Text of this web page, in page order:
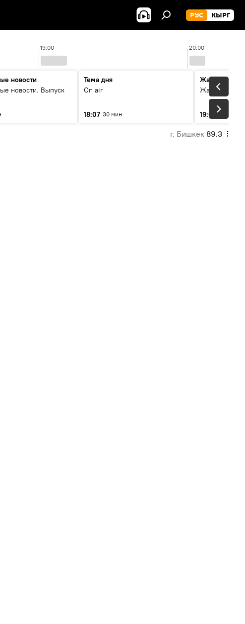
РУС КЫРГ
19:00 20:00
новости
новости. Выпуск
Тема дня
On air
18:07 30 мин
Жаңылыктар
19:01 11 мин
г. Бишкек 89.3